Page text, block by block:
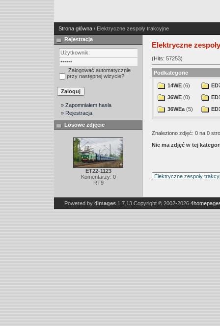
Strona główna / Elektryczne zespoły trakcyjne
Rejestracja
Zalogować automatycznie
przy następnej wizycie?
» Zapomniałem hasła
» Rejestracja
Losowe zdjęcie
ET22-1123
Komentarzy: 0
RT9
Elektryczne
(Hits: 57253)
Podkategorie
14WE (6)
36WE (0)
36WEa (5)
Znaleziono zdjęć: 0 na 0
Nie ma zdjęć w tej
Powered by 4images 1.7.13 Copyright © 2002-2026